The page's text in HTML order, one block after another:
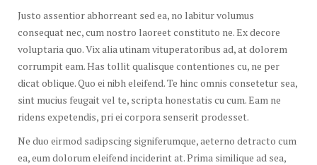
Justo assentior abhorreant sed ea, no labitur volumus
consequat nec, cum nostro laoreet constituto ne. Ex decore
voluptaria quo. Vix alia utinam vituperatoribus ad, at dolorem
corrumpit eam. Has tollit qualisque contentiones cu, ne per
dicat oblique. Quo ei nibh eleifend. Te hinc omnis consetetur sea,
sint mucius feugait vel te, scripta honestatis cu cum. Eam ne
ridens expetendis, pri ei corpora senserit prodesset.
Ne duo eirmod sadipscing signiferumque, aeterno detracto cum
ea, eum dolorum eleifend inciderint at. Prima similique ad sea,